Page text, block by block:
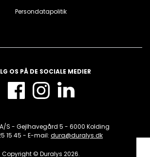
Persondatapolitik
OS PÅ DE SOCIALE MEDIER
A/S - Gejlhavegård 5 - 6000 Kolding
15 45 - E-mail: dura@duralys.dk
Copyright © Duralys 2026.